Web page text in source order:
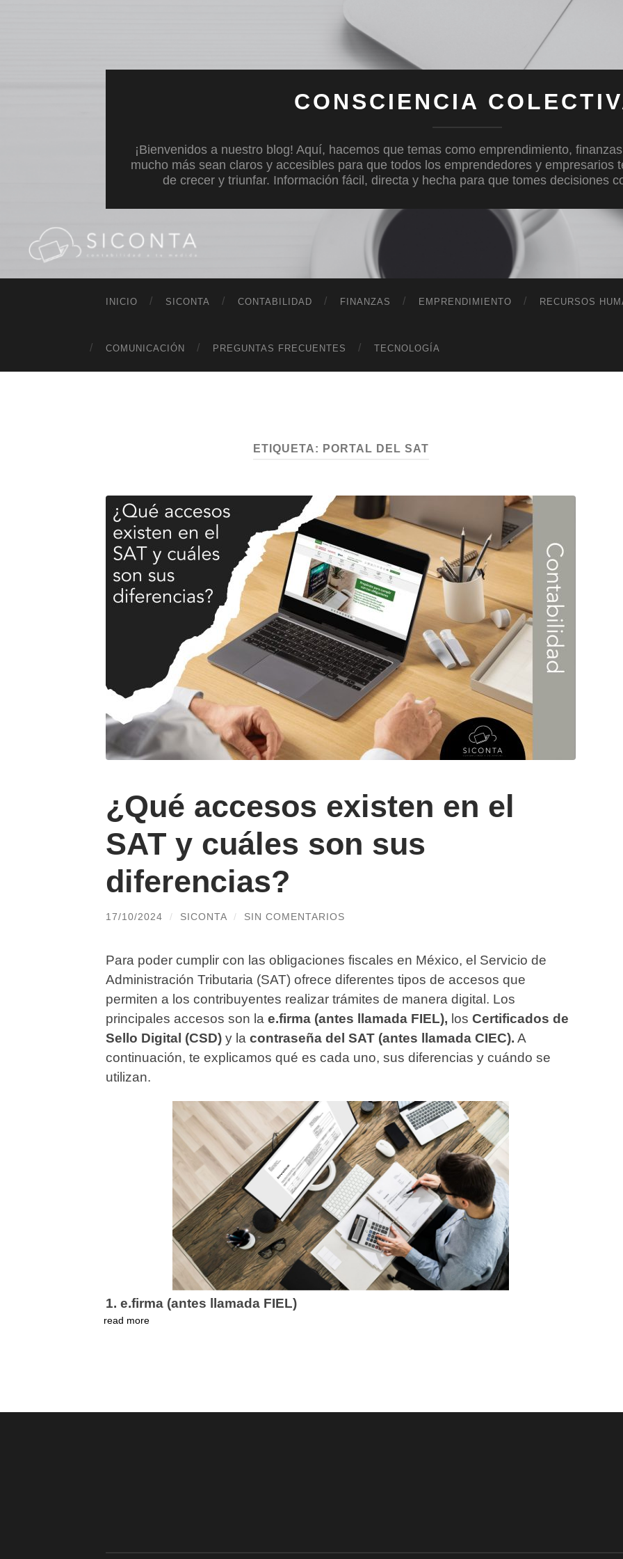
CONSCIENCIA
¡Bienvenidos a nuestro blog! Aquí, hacemos que temas como emprendimiento,
mucho más sean claros y accesibles para que todos los emprendedores y empresarios
de crecer y triunfar. Información fácil, directa y hecha para que tomes decisiones
INICIO SICONTA CONTABILIDAD FINANZAS EMPRENDIMIENTO RECURSOS
COMUNICACIÓN PREGUNTAS FRECUENTES TECNOLOGÍA
ETIQUETA: PORTAL DEL SAT
¿Qué accesos existen en el
SAT y cuáles son sus
diferencias?
17/10/2024 / SICONTA / SIN COMENTARIOS
Para poder cumplir con las obligaciones fiscales en México, el Servicio de
Administración Tributaria (SAT) ofrece diferentes tipos de accesos que
permiten a los contribuyentes realizar trámites de manera digital. Los
principales accesos son la e.firma (antes llamada FIEL), los Certificados de
Sello Digital (CSD) y la contraseña del SAT (antes llamada CIEC). A
continuación, te explicamos qué es cada uno, sus diferencias y cuándo se
utilizan.
1. e.firma (antes llamada FIEL)
read more